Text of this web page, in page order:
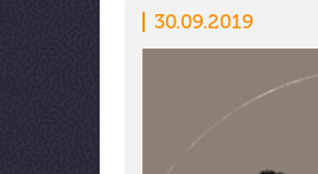
30.09.2019